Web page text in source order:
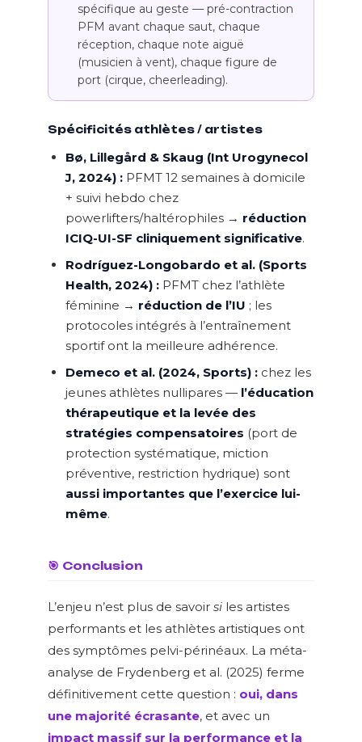
spécifique au geste — pré-contraction
PFM avant chaque saut, chaque
réception, chaque note aiguë
(musicien à vent), chaque figure de
port (cirque, cheerleading).
Spécificités athlètes / artistes
Bø, Lillegård & Skaug (Int Urogynecol
J, 2024) : PFMT 12 semaines à domicile
+ suivi hebdo chez
powerlifters/haltérophiles → réduction
ICIQ-UI-SF cliniquement significative.
Rodríguez-Longobardo et al. (Sports
Health, 2024) : PFMT chez l’athlète
féminine → réduction de l’IU ; les
protocoles intégrés à l’entraînement
sportif ont la meilleure adhérence.
Demeco et al. (2024, Sports) : chez les
jeunes athlètes nullipares — l’éducation
thérapeutique et la levée des
stratégies compensatoires (port de
protection systématique, miction
préventive, restriction hydrique) sont
aussi importantes que l’exercice lui-
même.
🎯 Conclusion
L’enjeu n’est plus de savoir si les artistes
performants et les athlètes artistiques ont
des symptômes pelvi-périnéaux. La méta-
analyse de Frydenberg et al. (2025) ferme
définitivement cette question : oui, dans
une majorité écrasante, et avec un
impact massif sur la performance et la